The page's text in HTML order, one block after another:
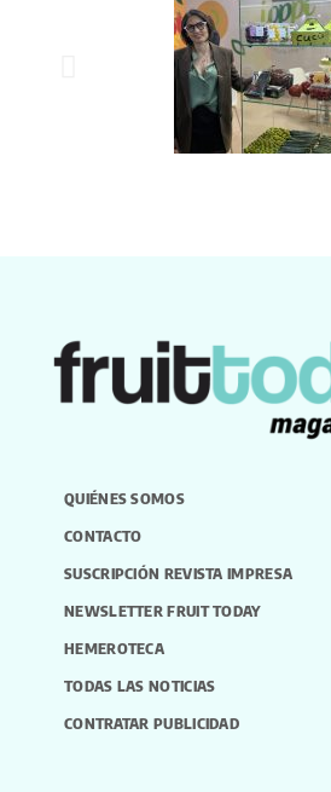
QUIÉNES SOMOS
CONTACTO
SUSCRIPCIÓN REVISTA IMPRESA
NEWSLETTER FRUIT TODAY
HEMEROTECA
TODAS LAS NOTICIAS
CONTRATAR PUBLICIDAD